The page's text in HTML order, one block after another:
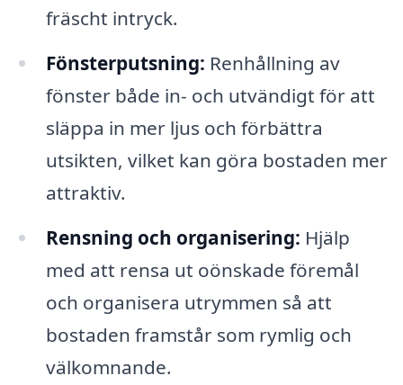
fräscht intryck.
Fönsterputsning: Renhållning av
fönster både in- och utvändigt för att
släppa in mer ljus och förbättra
utsikten, vilket kan göra bostaden mer
attraktiv.
Rensning och organisering: Hjälp
med att rensa ut oönskade föremål
och organisera utrymmen så att
bostaden framstår som rymlig och
välkomnande.